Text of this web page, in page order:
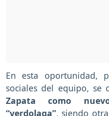
En esta oportunidad,
sociales del equipo, se
Zapata como
“verdolaga”, siendo